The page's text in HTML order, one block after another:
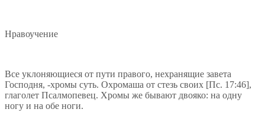
Нравоучение
Все уклоняющиеся от пути правого, нехранящие завета
Господня, -хромы суть. Охромаша от стезь своих [Пс. 17:46],
глаголет Псалмопевец. Хромы же бывают двояко: на одну
ногу и на обе ноги.